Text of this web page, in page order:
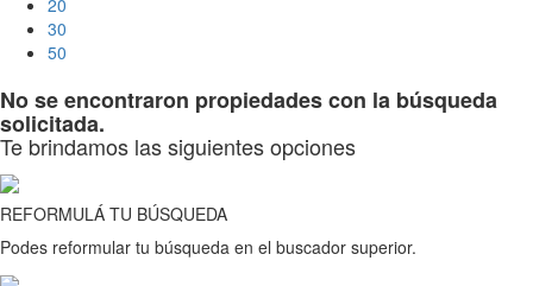
30
50
No se encontraron propiedades con la búsqueda
solicitada.
Te brindamos las siguientes opciones
REFORMULÁ TU BÚSQUEDA
Podes reformular tu búsqueda en el buscador superior.